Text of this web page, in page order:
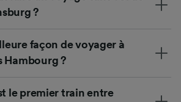
?
façon de voyager à
Hambourg ?
le premier train entre